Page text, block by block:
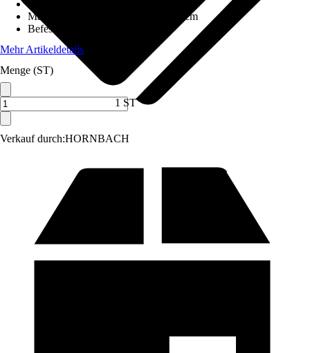
Verkauf durch:HORNBACH
Maße (LxBxH)
41.0 x 34.0 x 26.0 cm
Befestigungsart
Mehr Artikeldetails
Menge (ST)
1 ST